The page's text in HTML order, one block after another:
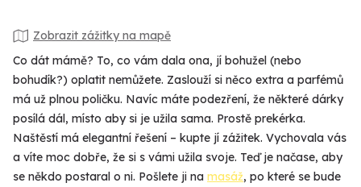
Zobrazit zážitky na mapě
Co dát mámě? To, co vám dala ona, jí bohužel (nebo
bohudík?) oplatit nemůžete. Zaslouží si něco extra a parfémů
má už plnou poličku. Navíc máte podezření, že některé dárky
posílá dál, místo aby si je užila sama. Prostě prekérka.
Naštěstí má elegantní řešení – kupte jí zážitek. Vychovala vás
a víte moc dobře, že si s vámi užila svoje. Teď je načase, aby
se někdo postaral o ni. Pošlete ji na masáž, po které se bude